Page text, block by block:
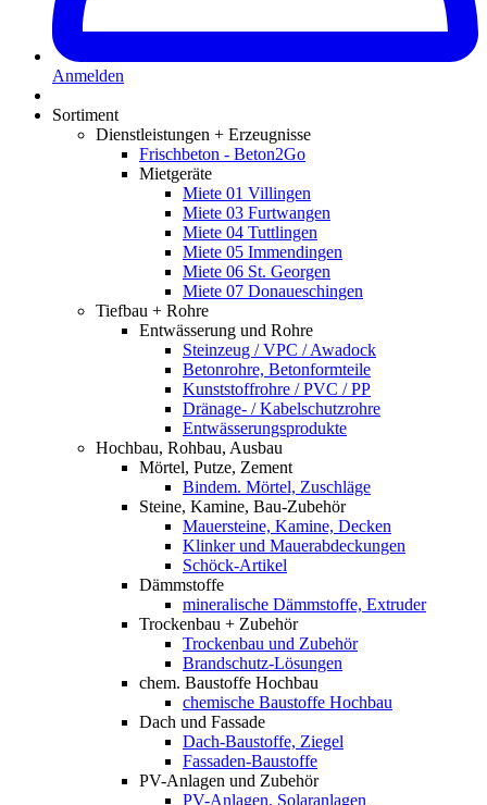
Anmelden
Sortiment
Dienstleistungen + Erzeugnisse
Frischbeton - Beton2Go
Mietgeräte
Miete 01 Villingen
Miete 03 Furtwangen
Miete 04 Tuttlingen
Miete 05 Immendingen
Miete 06 St. Georgen
Miete 07 Donaueschingen
Tiefbau + Rohre
Entwässerung und Rohre
Steinzeug / VPC / Awadock
Betonrohre, Betonformteile
Kunststoffrohre / PVC / PP
Dränage- / Kabelschutzrohre
Entwässerungsprodukte
Hochbau, Rohbau, Ausbau
Mörtel, Putze, Zement
Bindem. Mörtel, Zuschläge
Steine, Kamine, Bau-Zubehör
Mauersteine, Kamine, Decken
Klinker und Mauerabdeckungen
Schöck-Artikel
Dämmstoffe
mineralische Dämmstoffe, Extruder
Trockenbau + Zubehör
Trockenbau und Zubehör
Brandschutz-Lösungen
chem. Baustoffe Hochbau
chemische Baustoffe Hochbau
Dach und Fassade
Dach-Baustoffe, Ziegel
Fassaden-Baustoffe
PV-Anlagen und Zubehör
PV-Anlagen, Solaranlagen